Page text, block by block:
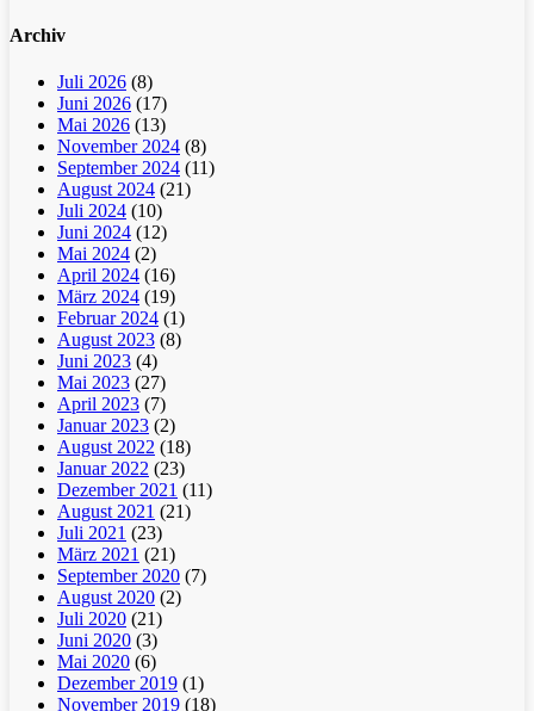
Archiv
Juli 2026 (8)
Juni 2026 (17)
Mai 2026 (13)
November 2024 (8)
September 2024 (11)
August 2024 (21)
Juli 2024 (10)
Juni 2024 (12)
Mai 2024 (2)
April 2024 (16)
März 2024 (19)
Februar 2024 (1)
August 2023 (8)
Juni 2023 (4)
Mai 2023 (27)
April 2023 (7)
Januar 2023 (2)
August 2022 (18)
Januar 2022 (23)
Dezember 2021 (11)
August 2021 (21)
Juli 2021 (23)
März 2021 (21)
September 2020 (7)
August 2020 (2)
Juli 2020 (21)
Juni 2020 (3)
Mai 2020 (6)
Dezember 2019 (1)
November 2019 (18)